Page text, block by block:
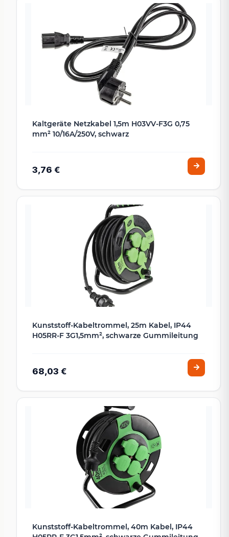
Kaltgeräte Netzkabel 1,5m H03VV-F3G 0,75
mm² 10/16A/250V, schwarz
3,76 €
Kunststoff-Kabeltrommel, 25m Kabel, IP44
H05RR-F 3G1,5mm², schwarze Gummileitung
68,03 €
Kunststoff-Kabeltrommel, 40m Kabel, IP44